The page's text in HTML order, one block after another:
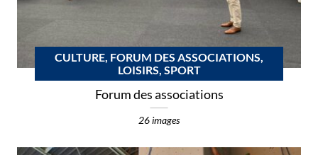
CULTURE, FORUM DES ASSOCIATIONS,
LOISIRS, SPORT
Forum des associations
26 images